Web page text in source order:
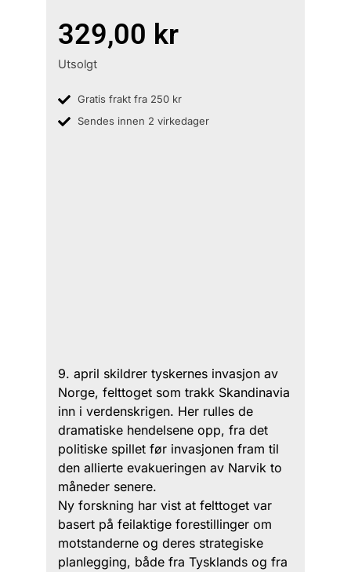
329,00 kr
Utsolgt
Gratis frakt fra 250 kr
Sendes innen 2 virkedager
9. april skildrer tyskernes invasjon av
Norge, felttoget som trakk Skandinavia
inn i verdenskrigen. Her rulles de
dramatiske hendelsene opp, fra det
politiske spillet før invasjonen fram til
den allierte evakueringen av Narvik to
måneder senere.
Ny forskning har vist at felttoget var
basert på feilaktige forestillinger om
motstanderne og deres strategiske
planlegging, både fra Tysklands og fra